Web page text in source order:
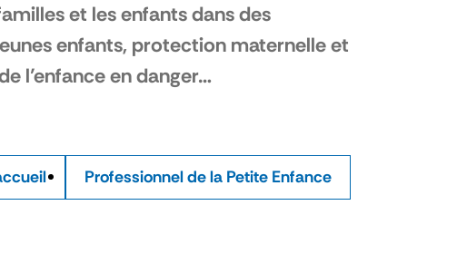
et les enfants dans des
enfants, protection maternelle et
l’enfance en danger…
Professionnel de la Petite Enfance